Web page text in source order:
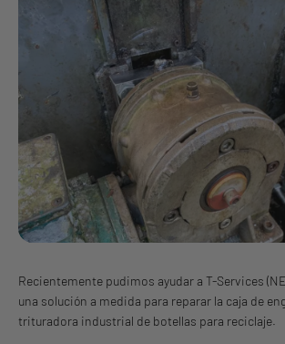
Recientemente pudimos ayudar a T-Services
una solución a medida para reparar la caja de
trituradora industrial de botellas para reciclaje.